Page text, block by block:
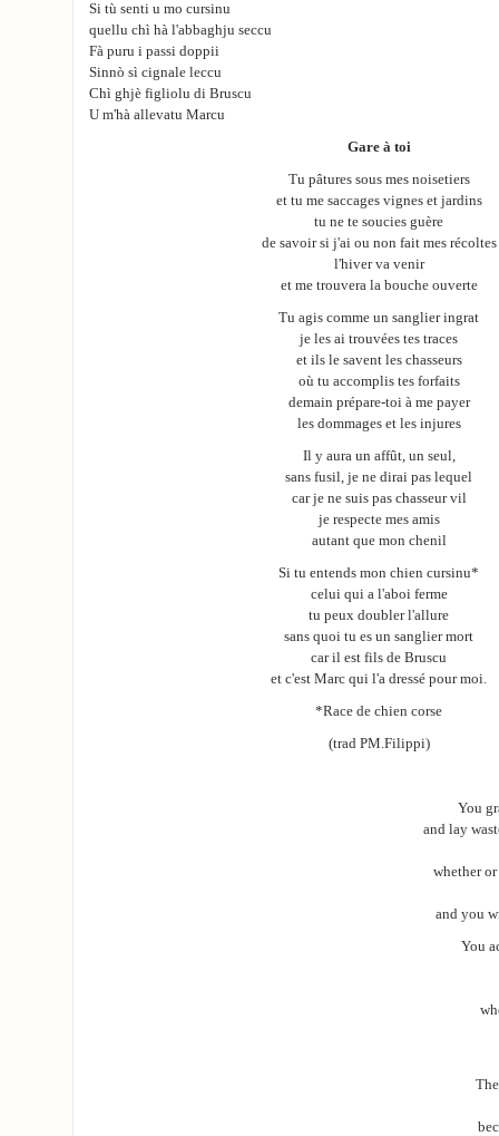
Si tù senti u mo cursinu
quellu chì hà l'abbaghju seccu
Fà puru i passi doppii
Sinnò sì cignale leccu
Chì ghjè figliolu di Bruscu
U m'hà allevatu Marcu
Gare à toi
Tu pâtures sous mes noisetiers
et tu me saccages vignes et jardins
tu ne te soucies guère
de savoir si j'ai ou non fait mes récoltes
l'hiver va venir
et me trouvera la bouche ouverte
Tu agis comme un sanglier ingrat
je les ai trouvées tes traces
et ils le savent les chasseurs
où tu accomplis tes forfaits
demain prépare-toi à me payer
les dommages et les injures
Il y aura un affût, un seul,
sans fusil, je ne dirai pas lequel
car je ne suis pas chasseur vil
je respecte mes amis
autant que mon chenil
Si tu entends mon chien cursinu*
celui qui a l'aboi ferme
tu peux doubler l'allure
sans quoi tu es un sanglier mort
car il est fils de Bruscu
et c'est Marc qui l'a dressé pour moi.
*Race de chien corse
(trad PM.Filippi)
You
and lay
whether
and you
You